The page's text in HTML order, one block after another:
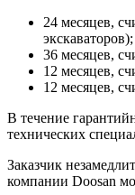
24 месяцев,
экскаваторов);
36 месяцев,
12 месяцев,
12 месяцев,
В течение
технических
Заказчик
компании Doosan